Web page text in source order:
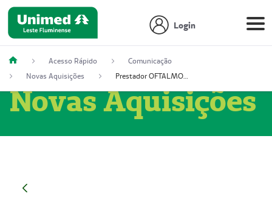
Login
Acesso Rápido
Comunicação
Novas Aquisições
Prestador OFTALMOCLÍNICA SÃO GONÇALO (55004164-2)
Novas Aquisições